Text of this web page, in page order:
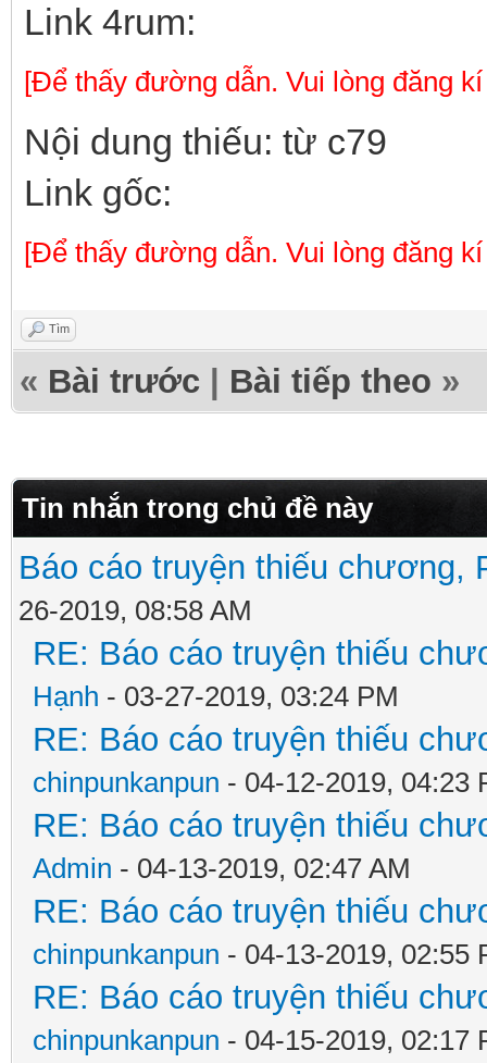
Link 4rum:
[Để thấy đường dẫn. Vui lòng đăng
Nội dung thiếu: từ c79
Link gốc:
[Để thấy đường dẫn. Vui lòng đăng
Tìm
« Bài trước Bài tiếp theo »
Tin nhắn trong chủ đề này
Báo cáo truyện thiếu chương,
26-2019, 08:58 AM
RE: Báo cáo truyện thiếu
Hạnh - 03-27-2019, 03:24 PM
RE: Báo cáo truyện thiếu
chinpunkanpun - 04-12-2019, 04:23
RE: Báo cáo truyện thiếu
Admin - 04-13-2019, 02:47 AM
RE: Báo cáo truyện thiếu
chinpunkanpun - 04-13-2019, 02:55
RE: Báo cáo truyện thiếu
chinpunkanpun - 04-15-2019, 02:17